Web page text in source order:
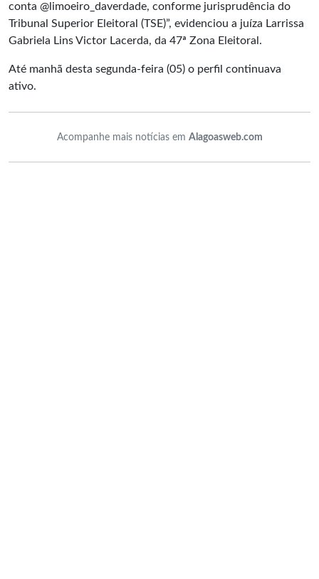
conta @limoeiro_daverdade, conforme jurisprudência do
Tribunal Superior Eleitoral (TSE)”, evidenciou a juíza Larrissa
Gabriela Lins Victor Lacerda, da 47ª Zona Eleitoral.
Até manhã desta segunda-feira (05) o perfil continuava
ativo.
Acompanhe mais notícias em Alagoasweb.com